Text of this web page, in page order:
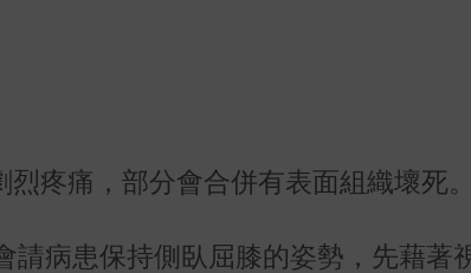
疼痛，部分會合併有表面組織壞死。
請病患保持側臥屈膝的姿勢，先藉著